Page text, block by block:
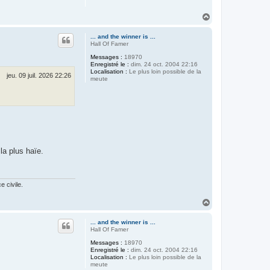
... and the winner is ...
Hall Of Famer
Messages : 18970
Enregistré le : dim. 24 oct. 2004 22:16
Localisation : Le plus loin possible de la
meute
jeu. 09 juil. 2026 22:26
plus haïe.
civile.
... and the winner is ...
Hall Of Famer
Messages : 18970
Enregistré le : dim. 24 oct. 2004 22:16
Localisation : Le plus loin possible de la
meute